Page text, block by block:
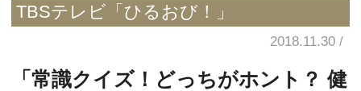
TBSテレビ「ひるおび！」
2018.11.30
「常識クイズ！どっちがホント？ 健